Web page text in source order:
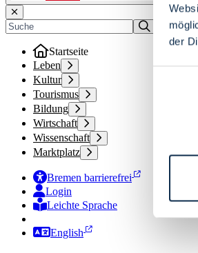
der
Startseite
Leben
Kultur
Tourismus
Bildung
Wirtschaft
Wissenschaft
Marktplatz
Bremen barrierefrei
Login
Leichte Sprache
Zur Deutschen Gebärdensprache
English